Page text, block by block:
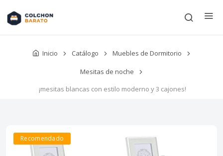
Inicio Catálogo Muebles de Dormitorio
Mesitas de noche
¡mesitas blancas con estilo moderno y 3 cajones!
Recomendado